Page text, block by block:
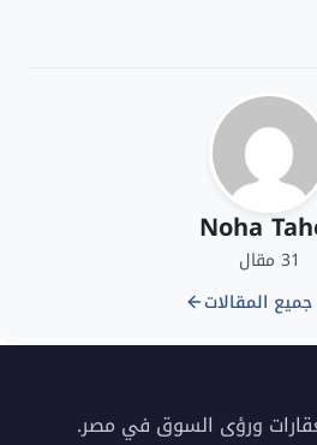
Noha
31 مقال
المقالات
ورؤى السوق في مصر.